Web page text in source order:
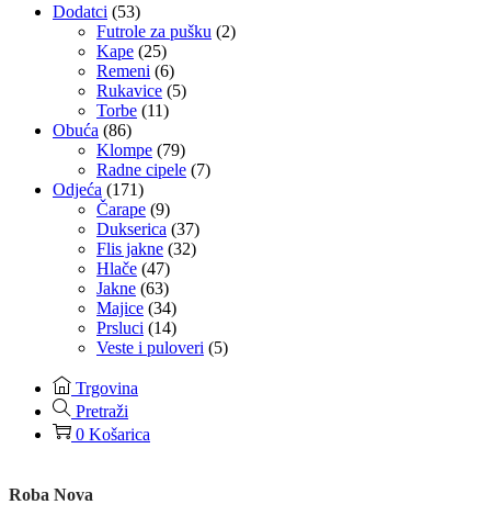
Dodatci (53)
Futrole za pušku (2)
Kape (25)
Remeni (6)
Rukavice (5)
Torbe (11)
Obuća (86)
Klompe (79)
Radne cipele (7)
Odjeća (171)
Čarape (9)
Dukserica (37)
Flis jakne (32)
Hlače (47)
Jakne (63)
Majice (34)
Prsluci (14)
Veste i puloveri (5)
Trgovina
Pretraži
0 Košarica
Roba Nova